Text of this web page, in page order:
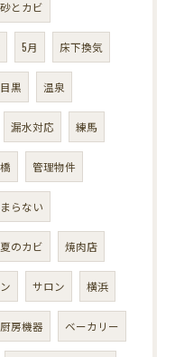
とカビ
5月 床下換気
目黒 温泉
漏水対応 練馬
管理物件
らない
夏のカビ 焼肉店
サロン 横浜
厨房機器 ベーカリー